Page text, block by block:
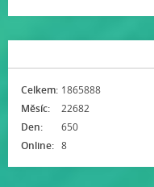
Online: 8
Celkem: 1865888
Měsíc:
22682
Den:
650